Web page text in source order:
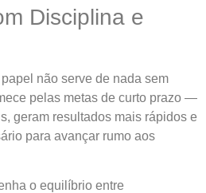
Disciplina e
não serve de nada sem
pelas metas de curto prazo —
geram resultados mais rápidos e
para avançar rumo aos
o equilíbrio entre